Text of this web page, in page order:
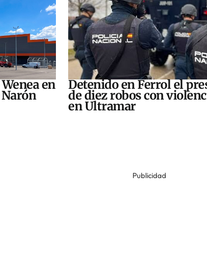
en Detenido en Ferrol el
de diez robos con
en Ultramar
Publicidad